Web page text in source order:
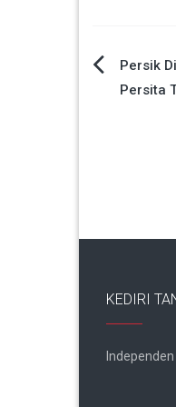
Persik
Persita
KEDIRI